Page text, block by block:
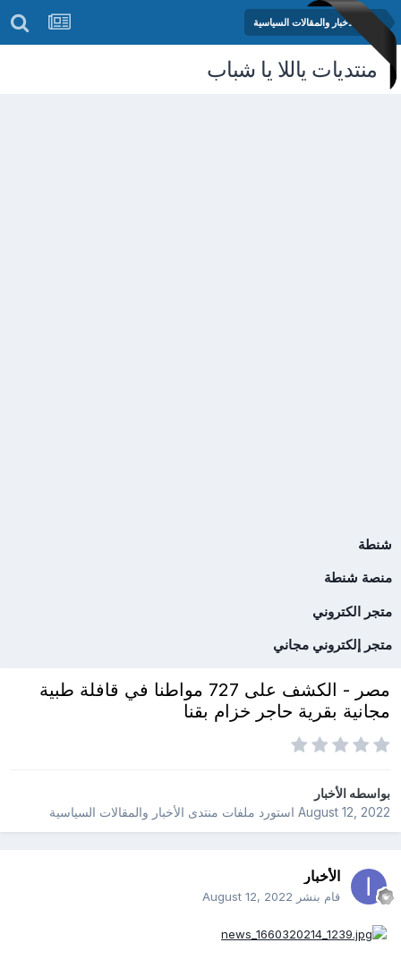
منتدى الأخبار والمقالات السياسية
منتديات ياللا يا شباب
شنطة
منصة شنطة
متجر الكتروني
متجر إلكتروني مجاني
مصر - الكشف على 727 مواطنا في قافلة طبية
مجانية بقرية حاجر خزام بقنا
بواسطهالأخبار
August 12, 2022استورد ملفات منتدى الأخبار والمقالات السياسية
الأخبار
قام بنشر August 12, 2022